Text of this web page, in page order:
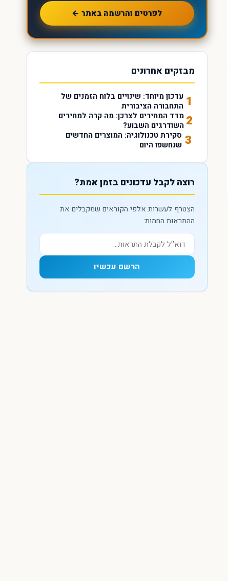
לפרטים והרשמה באתר ←
מבזקים אחרונים
1 עדכון מיוחד: שינויים בלוח הזמנים של
התחבורה הציבורית
2 מדד המחירים לצרכן: מה קרה למחירים
השודרגים השבוע?
3 סקירת טכנולוגיה: המוצרים החדשים
שנחשפו היום
רוצה לקבל עדכונים בזמן אמת?
הצטרף לעשרות אלפי הקוראים שמקבלים את
ההתראות החמות:
הרשם עכשיו